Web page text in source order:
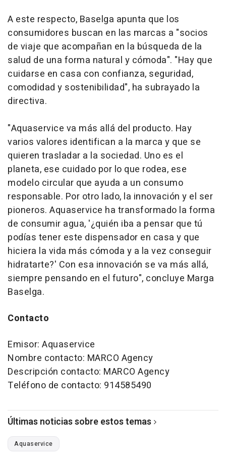
A este respecto, Baselga apunta que los
consumidores buscan en las marcas a "socios
de viaje que acompañan en la búsqueda de la
salud de una forma natural y cómoda". "Hay que
cuidarse en casa con confianza, seguridad,
comodidad y sostenibilidad", ha subrayado la
directiva.
"Aquaservice va más allá del producto. Hay
varios valores identifican a la marca y que se
quieren trasladar a la sociedad. Uno es el
planeta, ese cuidado por lo que rodea, ese
modelo circular que ayuda a un consumo
responsable. Por otro lado, la innovación y el ser
pioneros. Aquaservice ha transformado la forma
de consumir agua, '¿quién iba a pensar que tú
podías tener este dispensador en casa y que
hiciera la vida más cómoda y a la vez conseguir
hidratarte?' Con esa innovación se va más allá,
siempre pensando en el futuro", concluye Marga
Baselga.
Contacto
Emisor: Aquaservice
Nombre contacto: MARCO Agency
Descripción contacto: MARCO Agency
Teléfono de contacto: 914585490
Últimas noticias sobre estos temas
Aquaservice